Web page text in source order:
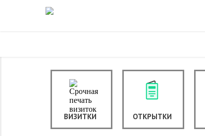
ОТКРЫТКИ
ВИЗИТКИ